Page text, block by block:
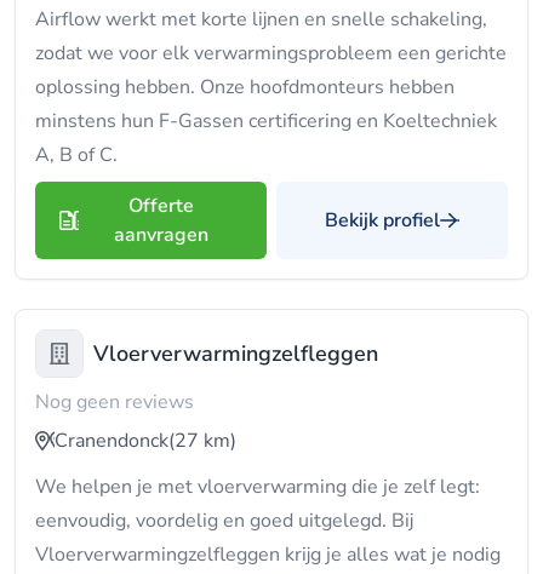
Airflow werkt met korte lijnen en snelle schakeling,
zodat we voor elk verwarmingsprobleem een gerichte
oplossing hebben. Onze hoofdmonteurs hebben
minstens hun F-Gassen certificering en Koeltechniek
A, B of C.
Offerte
aanvragen
Bekijk profiel
Vloerverwarmingzelfleggen
Nog geen reviews
Cranendonck(27 km)
We helpen je met vloerverwarming die je zelf legt:
eenvoudig, voordelig en goed uitgelegd. Bij
Vloerverwarmingzelfleggen krijg je alles wat je nodig